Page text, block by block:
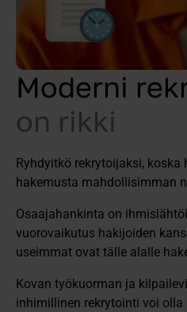
Moderni
on rikki
Ryhdyitkö rekrytoijaksi, koska
hakemusta mahdollisimman
Osaajahankinta on
vuorovaikutus hakijoiden
useimmat ovat tälle alalle
Kovan työkuorman ja
inhimillinen rekrytointi voi olla